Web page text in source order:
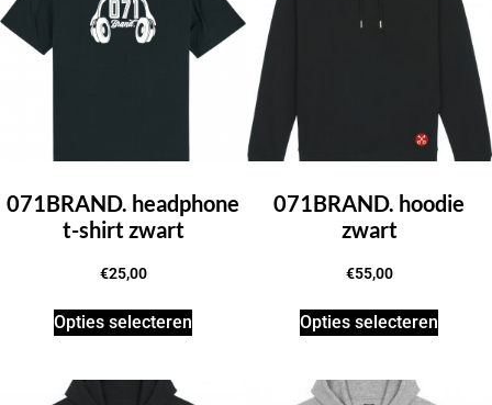
071BRAND. headphone
t-shirt zwart
€25,00
Opties selecteren
071BRAND. hoodie
zwart
€55,00
Opties selecteren